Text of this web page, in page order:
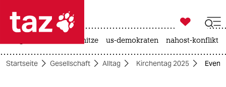
 taz zahl ich
taz zahl ich

taz zahl ich
hitze us-demokraten nahost-konflikt
Startseite Gesellschaft Alltag Kirchentag 2025